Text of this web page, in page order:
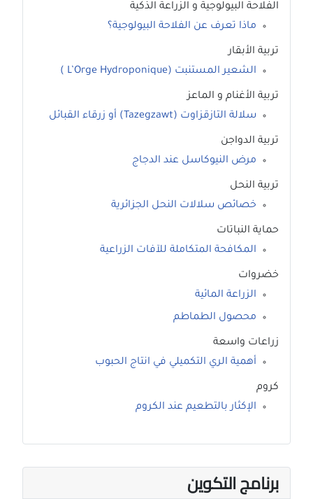
الفلاحة البيولوجية و الزراعة الذكية
ماذا تعرف عن الفلاحة البيولوجية؟
تربية الأبقار
الشعير المستنبت (L’Orge Hydroponique )
تربية الأغنام و الماعز
سلالة التازقزاوت (Tazegzawt) أو زرقاء القبائل
تربية الدواجن
مرض النيوكاسل عند الدجاج
تربية النحل
خصائص سلالات النحل الجزائرية
حماية النباتات
المكافحة المتكاملة للآفات الزراعية
خضروات
الزراعة المائية
محصول الطماطم
زراعات واسعة
أهمية الري التكميلي في انتاج الحبوب
كروم
الإكثار بالتطعيم عند الكروم
برنامج التكوين